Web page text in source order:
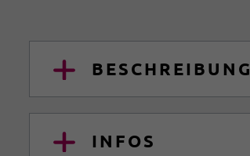
BESCHREIBUNG
INFOS